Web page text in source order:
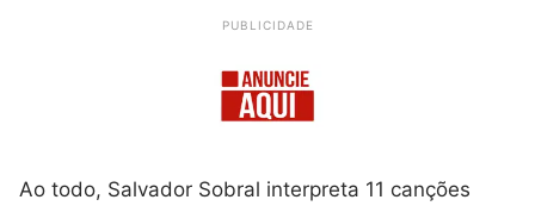
PUBLICIDADE
Ao todo, Salvador Sobral interpreta 11 canções